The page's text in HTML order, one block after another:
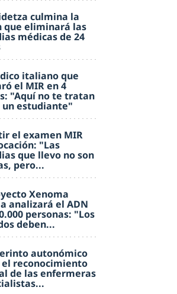
culmina la
que eliminará las
médicas de 24
italiano que
el MIR en 4
"Aquí no te tratan
un estudiante"
el examen MIR
"Las
que llevo no son
pero...
Xenoma
analizará el ADN
personas: "Los
deben...
autonómico
reconocimiento
de las enfermeras